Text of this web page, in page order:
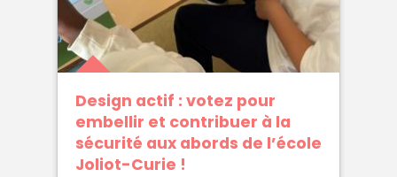
Design actif : votez pour
embellir et contribuer à la
sécurité aux abords de l’école
Joliot-Curie !